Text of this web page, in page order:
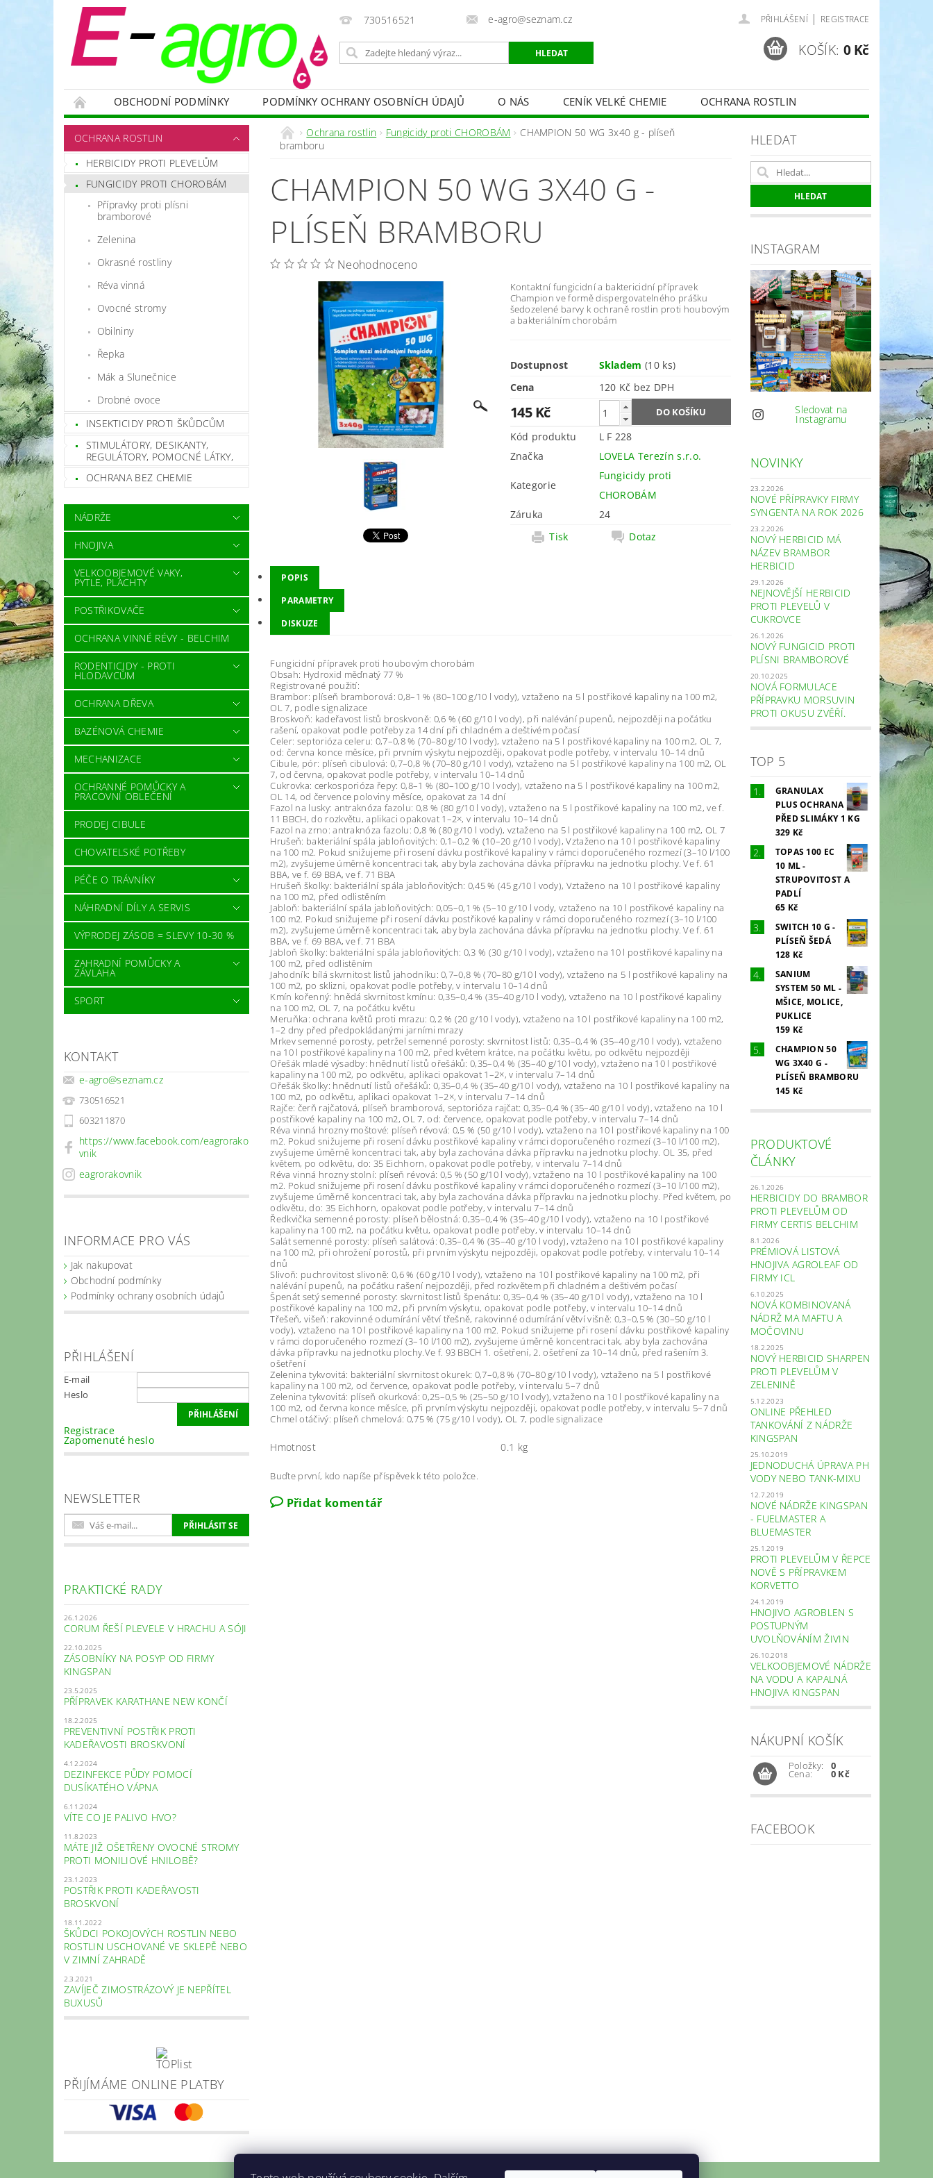
730516521 e-agro@seznam.cz PŘIHLÁŠENÍ | REGISTRACE
KOŠÍK: 0 Kč
OBCHODNÍ PODMÍNKY PODMÍNKY OCHRANY OSOBNÍCH ÚDAJŮ O NÁS CENÍK VELKÉ CHEMIE
OCHRANA ROSTLIN
NÁDRŽE
HNOJIVA VELKOOBJEMOVÉ VAKY, PYTLE, PLACHTY POSTŘIKOVAČE
OCHRANA VINNÉ RÉVY - BELCHIM
RODENTICIDY - PROTI HLODAVCŮM
OCHRANA DŘEVA
OCHRANNÉ POMŮCKY A PRACOVNÍ OBLEČENÍ
PRODEJ CIBULE CHOVATELSKÉ POTŘEBY
PÉČE O TRÁVNÍKY
NÁHRADNÍ DÍLY A SERVIS
VÝPRODEJ ZÁSOB = SLEVY 10-30 % ZAHRADNÍ POMŮCKY A ZÁVLAHA
OCHRANA ROSTLIN
HERBICIDY PROTI PLEVELŮM
FUNGICIDY PROTI CHOROBÁM
Přípravky proti plísni
bramborové
Zelenina
Okrasné rostliny
Réva vinná
Ovocné stromy
Obilniny
Řepka
Mák a Slunečnice
Drobné ovoce
INSEKTICIDY PROTI ŠKŮDCŮM
STIMULÁTORY, DESIKANTY,
REGULÁTORY, POMOCNÉ LÁTKY,
OCHRANA BEZ CHEMIE
NÁDRŽE
HNOJIVA
VELKOOBJEMOVÉ VAKY,
PYTLE, PLACHTY
POSTŘIKOVAČE
OCHRANA VINNÉ RÉVY - BELCHIM
RODENTICIDY - PROTI
HLODAVCŮM
OCHRANA DŘEVA
BAZÉNOVÁ CHEMIE
MECHANIZACE
OCHRANNÉ POMŮCKY A
PRACOVNÍ OBLEČENÍ
PRODEJ CIBULE
CHOVATELSKÉ POTŘEBY
PÉČE O TRÁVNÍKY
NÁHRADNÍ DÍLY A SERVIS
VÝPRODEJ ZÁSOB = SLEVY 10-30 %
ZAHRADNÍ POMŮCKY A
ZÁVLAHA
SPORT
KONTAKT
e-agro@seznam.cz
730516521
603211870
https://www.facebook.com/eagrorako
vnik
eagrorakovnik
INFORMACE PRO VÁS
Jak nakupovat
Obchodní podmínky
Podmínky ochrany osobních údajů
PŘIHLÁŠENÍ
E-mail
Heslo
Registrace
Zapomenuté heslo
NEWSLETTER
PRAKTICKÉ RADY
26.1.2026
CORUM ŘEŠÍ PLEVELE V HRACHU A SÓJI
22.10.2025
ZÁSOBNÍKY NA POSYP OD FIRMY
KINGSPAN
23.5.2025
PŘÍPRAVEK KARATHANE NEW KONČÍ
18.2.2025
PREVENTIVNÍ POSTŘIK PROTI
KADEŘAVOSTI BROSKVONÍ
4.12.2024
DEZINFEKCE PŮDY POMOCÍ
DUSÍKATÉHO VÁPNA
6.11.2024
VÍTE CO JE PALIVO HVO?
11.8.2023
MÁTE JIŽ OŠETŘENY OVOCNÉ STROMY
PROTI MONILIOVÉ HNILOBĚ?
23.1.2023
POSTŘIK PROTI KADEŘAVOSTI
BROSKVONÍ
18.11.2022
ŠKŮDCI POKOJOVÝCH ROSTLIN NEBO
ROSTLIN USCHOVANÉ VE SKLEPĚ NEBO
V ZIMNÍ ZAHRADĚ
2.3.2021
ZAVÍJEČ ZIMOSTRÁZOVÝ JE NEPŘÍTEL
BUXUSŮ
PŘIJÍMÁME ONLINE PLATBY
Ochrana rostlin Fungicidy proti CHOROBÁM
CHAMPION 50 WG 3x40 g - plíseň
bramboru
CHAMPION 50 WG 3X40 G -
PLÍSEŇ BRAMBORU
Neohodnoceno
Kontaktní fungicidní a baktericidní přípravek
Champion ve formě dispergovatelného prášku
šedozelené barvy k ochraně rostlin proti houbovým
a bakteriálním chorobám
Dostupnost Skladem(10 ks)
Cena
120 Kč bez DPH
145 Kč
Kód produktu
L F 228
Značka
LOVELA Terezín s.r.o.
Kategorie
Fungicidy proti
CHOROBÁM
Záruka
24
Tisk
Dotaz
POPIS
PARAMETRY
DISKUZE
Fungicidní přípravek proti houbovým chorobám
Obsah: Hydroxid měďnatý 77 %
Registrované použití:
Brambor: plíseň bramborová: 0,8–1 % (80–100 g/10 l vody), vztaženo na 5 l postřikové kapaliny na 100 m2,
OL 7, podle signalizace
Broskvoň: kadeřavost listů broskvoně: 0,6 % (60 g/10 l vody), při nalévání pupenů, nejpozději na počátku
rašení, opakovat podle potřeby za 14 dní při chladném a deštivém počasí
Celer: septorióza celeru: 0,7–0,8 % (70–80 g/10 l vody), vztaženo na 5 l postřikové kapaliny na 100 m2, OL 7,
od: června konce měsíce, při prvním výskytu nejpozději, opakovat podle potřeby, v intervalu 10–14 dnů
Cibule, pór: plíseň cibulová: 0,7–0,8 % (70–80 g/10 l vody), vztaženo na 5 l postřikové kapaliny na 100 m2, OL
7, od června, opakovat podle potřeby, v intervalu 10–14 dnů
Cukrovka: cerkosporióza řepy: 0,8–1 % (80–100 g/10 l vody), vztaženo na 5 l postřikové kapaliny na 100 m2,
OL 14, od července poloviny měsíce, opakovat za 14 dní
Fazol na lusky: antraknóza fazolu: 0,8 % (80 g/10 l vody), vztaženo na 5 l postřikové kapaliny na 100 m2, ve f.
11 BBCH, do rozkvětu, aplikaci opakovat 1–2×, v intervalu 10–14 dnů
Fazol na zrno: antraknóza fazolu: 0,8 % (80 g/10 l vody), vztaženo na 5 l postřikové kapaliny na 100 m2, OL 7
Hrušeň: bakteriální spála jabloňovitých: 0,1–0,2 % (10–20 g/10 l vody), Vztaženo na 10 l postřikové kapaliny
na 100 m2. Pokud snižujeme při rosení dávku postřikové kapaliny v rámci doporučeného rozmezí (3–10 l/100
m2), zvyšujeme úměrně koncentraci tak, aby byla zachována dávka přípravku na jednotku plochy. Ve f. 61
BBA, ve f. 69 BBA, ve f. 71 BBA
Hrušeň školky: bakteriální spála jabloňovitých: 0,45 % (45 g/10 l vody), Vztaženo na 10 l postřikové kapaliny
na 100 m2, před odlistěním
Jabloň: bakteriální spála jabloňovitých: 0,05–0,1 % (5–10 g/10 l vody, vztaženo na 10 l postřikové kapaliny na
100 m2. Pokud snižujeme při rosení dávku postřikové kapaliny v rámci doporučeného rozmezí (3–10 l/100
m2), zvyšujeme úměrně koncentraci tak, aby byla zachována dávka přípravku na jednotku plochy. Ve f. 61
BBA, ve f. 69 BBA, ve f. 71 BBA
Jabloň školky: bakteriální spála jabloňovitých: 0,3 % (30 g/10 l vody), vztaženo na 10 l postřikové kapaliny na
100 m2, před odlistěním
Jahodník: bílá skvrnitost listů jahodníku: 0,7–0,8 % (70–80 g/10 l vody), vztaženo na 5 l postřikové kapaliny na
100 m2, po sklizni, opakovat podle potřeby, v intervalu 10–14 dnů
Kmín kořenný: hnědá skvrnitost kmínu: 0,35–0,4 % (35–40 g/10 l vody), vztaženo na 10 l postřikové kapaliny
na 100 m2, OL 7, na počátku květu
Meruňka: ochrana květů proti mrazu: 0,2 % (20 g/10 l vody), vztaženo na 10 l postřikové kapaliny na 100 m2,
1–2 dny před předpokládanými jarními mrazy
Mrkev semenné porosty, petržel semenné porosty: skvrnitost listů: 0,35–0,4 % (35–40 g/10 l vody), vztaženo
na 10 l postřikové kapaliny na 100 m2, před květem krátce, na počátku květu, po odkvětu nejpozději
Ořešák mladé výsadby: hnědnutí listů ořešáků: 0,35–0,4 % (35–40 g/10 l vody), vztaženo na 10 l postřikové
kapaliny na 100 m2, po odkvětu, aplikaci opakovat 1–2×, v intervalu 7–14 dnů
Ořešák školky: hnědnutí listů ořešáků: 0,35–0,4 % (35–40 g/10 l vody), vztaženo na 10 l postřikové kapaliny na
100 m2, po odkvětu, aplikaci opakovat 1–2×, v intervalu 7–14 dnů
Rajče: čerň rajčatová, plíseň bramborová, septorióza rajčat: 0,35–0,4 % (35–40 g/10 l vody), vztaženo na 10 l
postřikové kapaliny na 100 m2, OL 7, od: července, opakovat podle potřeby, v intervalu 7–14 dnů
Réva vinná hrozny moštové: plíseň révová: 0,5 % (50 g/10 l vody), vztaženo na 10 l postřikové kapaliny na 100
m2. Pokud snižujeme při rosení dávku postřikové kapaliny v rámci doporučeného rozmezí (3–10 l/100 m2),
zvyšujeme úměrně koncentraci tak, aby byla zachována dávka přípravku na jednotku plochy. OL 35, před
květem, po odkvětu, do: 35 Eichhorn, opakovat podle potřeby, v intervalu 7–14 dnů
Réva vinná hrozny stolní: plíseň révová: 0,5 % (50 g/10 l vody), vztaženo na 10 l postřikové kapaliny na 100
m2. Pokud snižujeme při rosení dávku postřikové kapaliny v rámci doporučeného rozmezí (3–10 l/100 m2),
zvyšujeme úměrně koncentraci tak, aby byla zachována dávka přípravku na jednotku plochy. Před květem, po
odkvětu, do: 35 Eichhorn, opakovat podle potřeby, v intervalu 7–14 dnů
Ředkvička semenné porosty: plíseň bělostná: 0,35–0,4 % (35–40 g/10 l vody), vztaženo na 10 l postřikové
kapaliny na 100 m2, na počátku květu, opakovat podle potřeby, v intervalu 10–14 dnů
Salát semenné porosty: plíseň salátová: 0,35–0,4 % (35–40 g/10 l vody), vztaženo na 10 l postřikové kapaliny
na 100 m2, při ohrožení porostů, při prvním výskytu nejpozději, opakovat podle potřeby, v intervalu 10–14
dnů
Slivoň: puchrovitost slivoně: 0,6 % (60 g/10 l vody), vztaženo na 10 l postřikové kapaliny na 100 m2, při
nalévání pupenů, na počátku rašení nejpozději, před rozkvětem při chladném a deštivém počasí
Špenát setý semenné porosty: skvrnitost listů špenátu: 0,35–0,4 % (35–40 g/10 l vody), vztaženo na 10 l
postřikové kapaliny na 100 m2, při prvním výskytu, opakovat podle potřeby, v intervalu 10–14 dnů
Třešeň, višeň: rakovinné odumírání větví třešně, rakovinné odumírání větví višně: 0,3–0,5 % (30–50 g/10 l
vody), vztaženo na 10 l postřikové kapaliny na 100 m2. Pokud snižujeme při rosení dávku postřikové kapaliny
v rámci doporučeného rozmezí (3–10 l/100 m2), zvyšujeme úměrně koncentraci tak, aby byla zachována
dávka přípravku na jednotku plochy.Ve f. 93 BBCH 1. ošetření, 2. ošetření za 10–14 dnů, před rašením 3.
ošetření
Zelenina tykvovitá: bakteriální skvrnitost okurek: 0,7–0,8 % (70–80 g/10 l vody), vztaženo na 5 l postřikové
kapaliny na 100 m2, od července, opakovat podle potřeby, v intervalu 5–7 dnů
Zelenina tykvovitá: plíseň okurková: 0,25–0,5 % (25–50 g/10 l vody), vztaženo na 10 l postřikové kapaliny na
100 m2, od června konce měsíce, při prvním výskytu nejpozději, opakovat podle potřeby, v intervalu 5–7 dnů
Chmel otáčivý: plíseň chmelová: 0,75 % (75 g/10 l vody), OL 7, podle signalizace
Hmotnost 0.1 kg
Buďte první, kdo napíše příspěvek k této položce.
Přidat komentář
HLEDAT
INSTAGRAM
Sledovat na
Instagramu
NOVINKY
23.2.2026
NOVÉ PŘÍPRAVKY FIRMY
SYNGENTA NA ROK 2026
23.2.2026
NOVÝ HERBICID MÁ
NÁZEV BRAMBOR
HERBICID
29.1.2026
NEJNOVĚJŠÍ HERBICID
PROTI PLEVELŮ V
CUKROVCE
26.1.2026
NOVÝ FUNGICID PROTI
PLÍSNI BRAMBOROVÉ
20.10.2025
NOVÁ FORMULACE
PŘÍPRAVKU MORSUVIN
PROTI OKUSU ZVĚŘÍ.
TOP 5
GRANULAX
PLUS OCHRANA
PŘED SLIMÁKY 1 KG
329 Kč
TOPAS 100 EC
10 ML -
STRUPOVITOST A
PADLÍ
65 Kč
SWITCH 10 G -
PLÍSEŇ ŠEDÁ
128 Kč
SANIUM
SYSTEM 50 ML -
MŠICE, MOLICE,
PUKLICE
159 Kč
CHAMPION 50
WG 3X40 G -
PLÍSEŇ BRAMBORU
145 Kč
PRODUKTOVÉ
ČLÁNKY
26.1.2026
HERBICIDY DO BRAMBOR
PROTI PLEVELŮM OD
FIRMY CERTIS BELCHIM
8.1.2026
PRÉMIOVÁ LISTOVÁ
HNOJIVA AGROLEAF OD
FIRMY ICL
6.10.2025
NOVÁ KOMBINOVANÁ
NÁDRŽ MA MAFTU A
MOČOVINU
18.2.2025
NOVÝ HERBICID SHARPEN
PROTI PLEVELŮM V
ZELENINĚ
5.12.2023
ONLINE PŘEHLED
TANKOVÁNÍ Z NÁDRŽE
KINGSPAN
25.10.2019
JEDNODUCHÁ ÚPRAVA PH
VODY NEBO TANK-MIXU
12.7.2019
NOVÉ NÁDRŽE KINGSPAN
- FUELMASTER A
BLUEMASTER
25.1.2019
PROTI PLEVELŮM V ŘEPCE
NOVĚ S PŘÍPRAVKEM
KORVETTO
24.1.2019
HNOJIVO AGROBLEN S
POSTUPNÝM
UVOLŇOVÁNÍM ŽIVIN
26.10.2018
VELKOOBJEMOVÉ NÁDRŽE
NA VODU A KAPALNÁ
HNOJIVA KINGSPAN
NÁKUPNÍ KOŠÍK
Položky:
Cena:
0
0 Kč
FACEBOOK